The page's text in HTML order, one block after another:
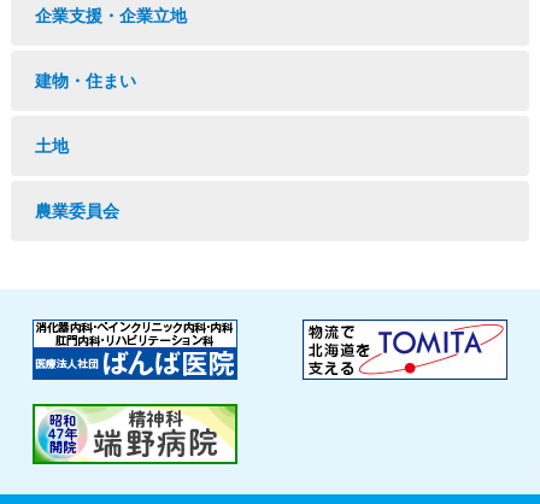
企業支援・企業立地
建物・住まい
土地
農業委員会